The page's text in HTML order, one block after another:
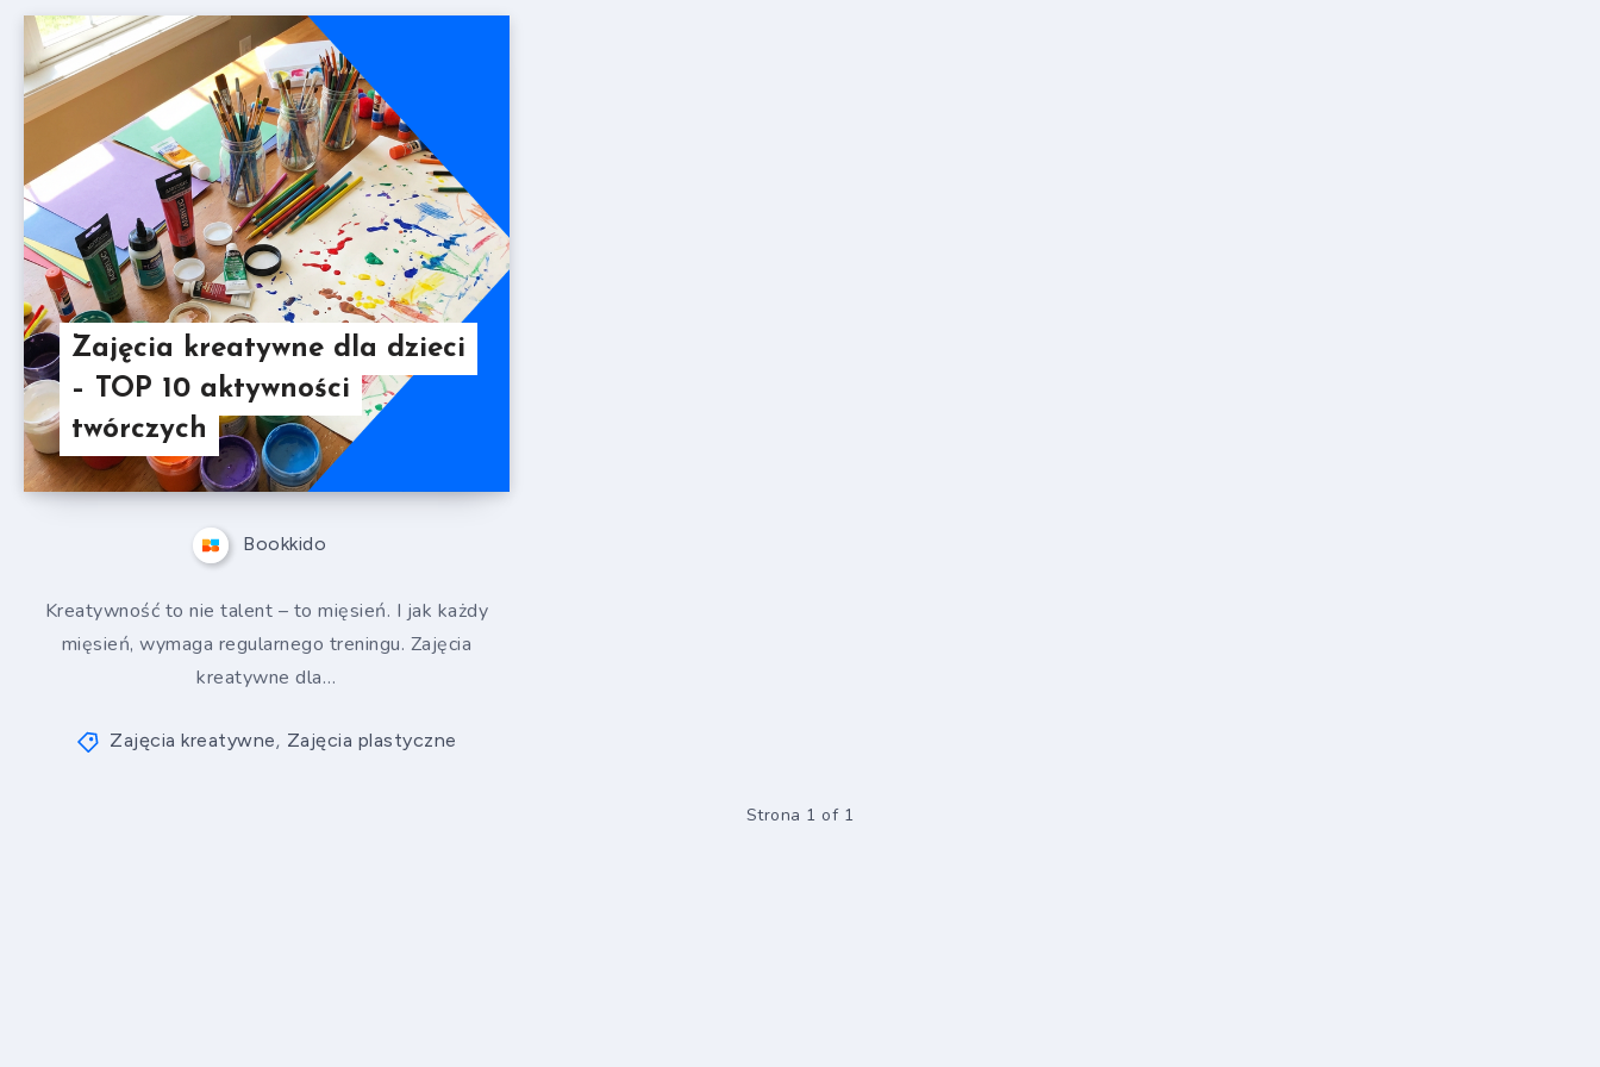
Zajęcia kreatywne dla dzieci
– TOP 10 aktywności
twórczych
Bookkido
Kreatywność to nie talent – to mięsień. I jak każdy
mięsień, wymaga regularnego treningu. Zajęcia
kreatywne dla…
Zajęcia kreatywne, Zajęcia plastyczne
Strona 1 of 1